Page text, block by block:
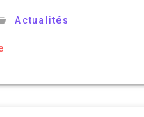
Actualités